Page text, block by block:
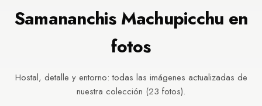
Samananchis Machupicchu en
fotos
Hostal, detalle y entorno: todas las imágenes actualizadas de
nuestra colección (23 fotos).